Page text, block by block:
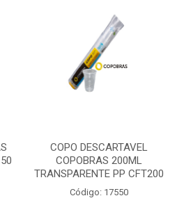
COPO DESCARTAVEL
COPOBRAS 200ML
TRANSPARENTE PP CFT200
Código: 17550